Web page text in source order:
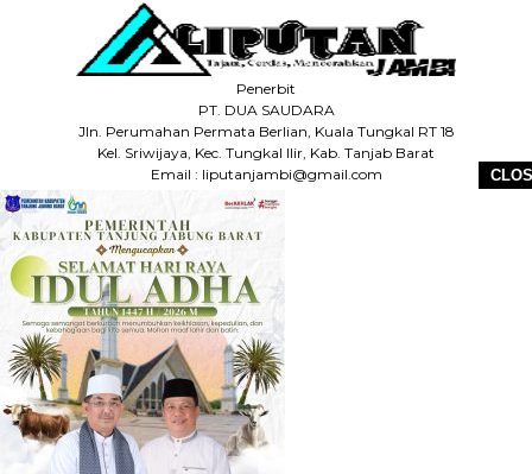
Penerbit
PT. DUA SAUDARA
Jln. Perumahan Permata Berlian, Kuala Tungkal RT 18
Kel. Sriwijaya, Kec. Tungkal Ilir, Kab. Tanjab Barat
Email : liputanjambi@gmail.com
HP +62 831-5083-5655
HOME REDAKSI
PEDOMAN MEDIA SIBER
DISCLAIMER
INFO IKLAN
COPYRIGHT © 2026 LIPUTANJAMBI.ID - ALL RIGHTS RESERVED